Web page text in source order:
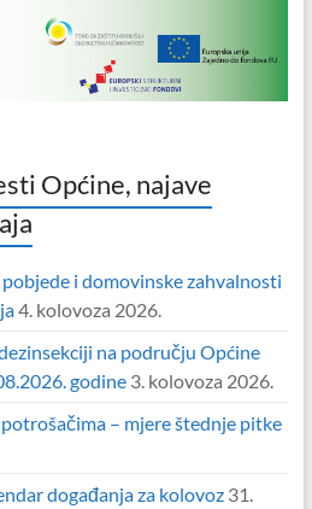
Općine, najave
i domovinske zahvalnosti
4. kolovoza 2026.
na području Općine
godine 3. kolovoza 2026.
– mjere štednje pitke
događanja za kolovoz 31.